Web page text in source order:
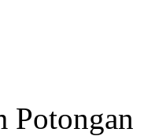
Potongan